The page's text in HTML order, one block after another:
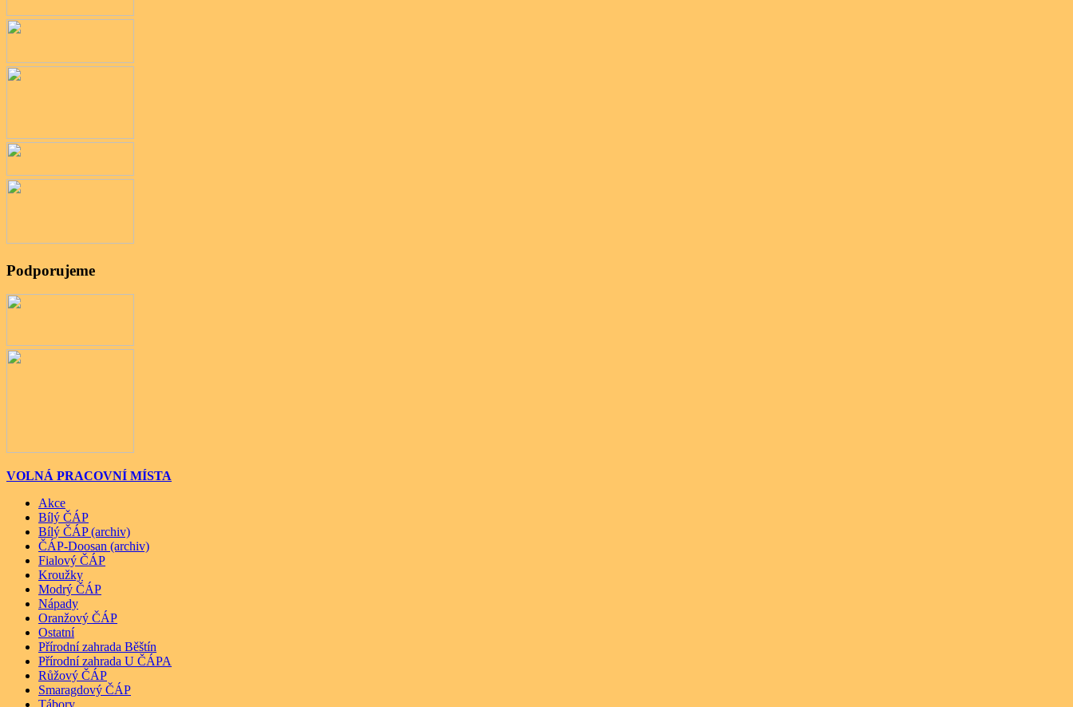
Podporujeme
VOLNÁ PRACOVNÍ MÍSTA
Akce
Bílý ČÁP
Bílý ČÁP (archiv)
ČÁP-Doosan (archiv)
Fialový ČÁP
Kroužky
Modrý ČÁP
Nápady
Oranžový ČÁP
Ostatní
Přírodní zahrada Běštín
Přírodní zahrada U ČÁPA
Růžový ČÁP
Smaragdový ČÁP